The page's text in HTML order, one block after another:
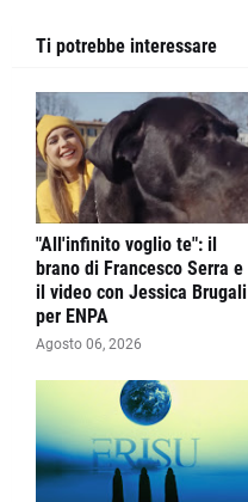
Ti potrebbe interessare
"All'infinito voglio te": il
brano di Francesco Serra e
il video con Jessica Brugali
per ENPA
Agosto 06, 2026